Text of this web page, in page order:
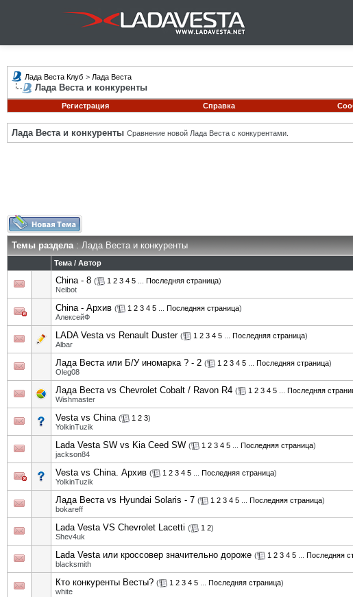
Лада Веста Клуб > Лада Веста
Лада Веста и конкуренты
Регистрация
Справка
Лада Веста и конкуренты Сравнение новой Лада Веста с конкурентами.
Темы раздела: Лада Веста и конкуренты
Тема / Автор
China - 8 ( 1 2 3 4 5 Последняя страница)
Neibot
China - Архив ( 1 2 3 4 5 Последняя страница)
АлексейФ
LADA Vesta vs Renault Duster ( 1 2 3 4 5 Последняя страница)
Albar
Лада Веста или Б/У иномарка ? - 2 ( 1 2 3 4 5 Последняя страница)
Oleg08
Лада Веста vs Chevrolet Cobalt / Ravon R4 ( 1 2 3 4 5 Последняя
Wishmaster
Vesta vs China ( 1 2 3)
YolkinTuzik
Lada Vesta SW vs Kia Ceed SW ( 1 2 3 4 5 Последняя страница)
jackson84
Vesta vs China. Архив ( 1 2 3 4 5 Последняя страница)
YolkinTuzik
Лада Веста vs Hyundai Solaris - 7 ( 1 2 3 4 5 Последняя страница)
bokareff
Lada Vesta VS Chevrolet Lacetti ( 1 2)
Shev4uk
Lada Vesta или кроссовер значительно дороже ( 1 2 3 4 5 Последняя
blacksmith
Кто конкуренты Весты? ( 1 2 3 4 5 Последняя страница)
white